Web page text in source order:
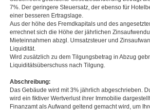
7%. Der geringere Steuersatz, der ebenso für
einer besseren Ertragslage.
Aus der höhe des Fremdkapitals und des
errechnet sich die Höhe der jährlichen
Mieteinnahmen abzgl. Umsatzsteuer und
Liquidität.
Wird zusätzlich zu dem Tilgungsbetrag in Abzug
Liquiditätsüberschuss nach Tilgung.
Abschreibung:
Das Gebäude wird mit 3% jährlich abgeschrieben.
wird ein fiktiver Wertverlust ihrer Immobilie
Finanzamt als Aufwand geltend gemacht wird, um